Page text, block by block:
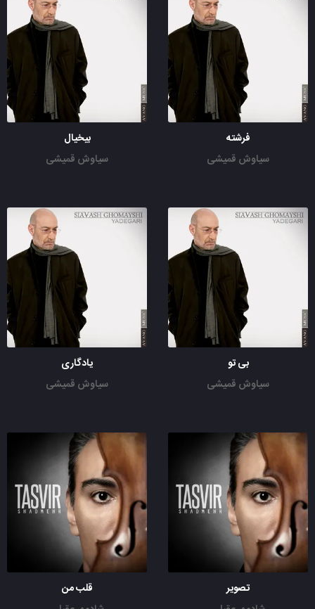
فرشته
سیاوش قمیشی
بیخیال
سیاوش قمیشی
بی تو
سیاوش قمیشی
یادگاری
سیاوش قمیشی
تصویر
قلب من